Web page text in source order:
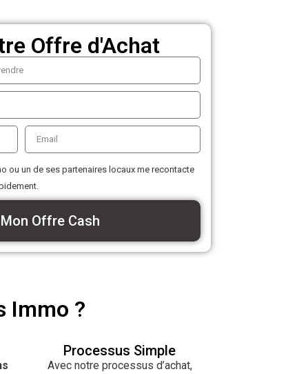
Offre d'Achat
ou un de ses partenaires locaux me recontacte
Offre Cash
Immo ?
Processus Simple
Avec notre processus d’achat,